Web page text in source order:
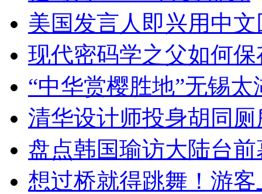
美国发言人即兴用中
现代密码学之父如何
“中华赏樱胜地”无锡
清华设计师投身胡同
盘点韩国瑜访大陆台
想过桥就得跳舞！游客